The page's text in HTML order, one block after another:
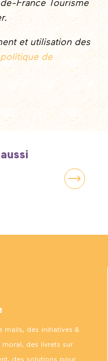
France Tourisme
et utilisation des
politique de
à télécharger
mails, des initiatives &
des livrets sur